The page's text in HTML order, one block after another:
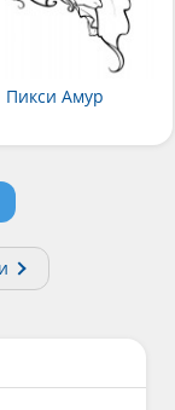
Пикси Амур